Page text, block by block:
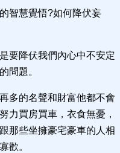
智慧覺悟?如何降伏妄
要降伏我們內心中不安定
問題。
多的名聲和財富他都不會
力買房買車，衣食無憂，
那些坐擁豪宅豪車的人相
歡。